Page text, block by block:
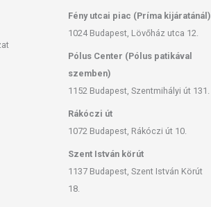
alkalmas! Betegség esetén
mennyiséget ne lépje túl! Ne
allergiás! Kisgyermektől elzárva
Fény utcai piac (Príma kijáratánál)
1024 Budapest, Lövőház utca 12.
Pólus Center (Pólus patikával
szemben)
1152 Budapest, Szentmihályi út 131.
Rákóczi út
1072 Budapest, Rákóczi út 10.
Szent István körút
1137 Budapest, Szent István Körút
18.